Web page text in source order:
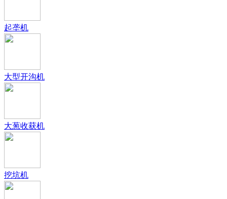
起垄机
大型开沟机
大葱收获机
挖坑机